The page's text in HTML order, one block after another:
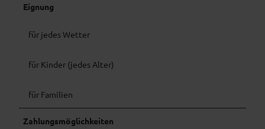
Eignung
für jedes Wetter
für Kinder (jedes Alter)
für Familien
Zahlungsmöglichkeiten